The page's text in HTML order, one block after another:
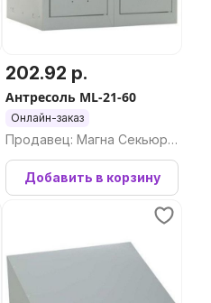
202.92 р.
Антресоль ML-21-60
Онлайн-заказ
Продавец: Магна Секьюри
ти ООО
Добавить в корзину